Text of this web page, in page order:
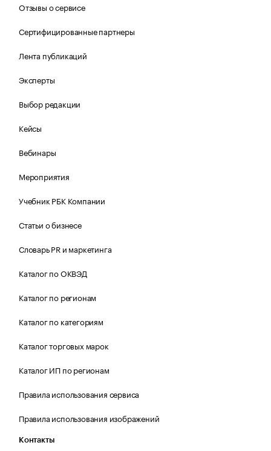
Отзывы о сервисе
Сертифицированные партнеры
Лента публикаций
Эксперты
Выбор редакции
Кейсы
Вебинары
Мероприятия
Учебник РБК Компании
Статьи о бизнесе
Словарь PR и маркетинга
Каталог по ОКВЭД
Каталог по регионам
Каталог по категориям
Каталог торговых марок
Каталог ИП по регионам
Правила использования сервиса
Правила использования изображений
Контакты